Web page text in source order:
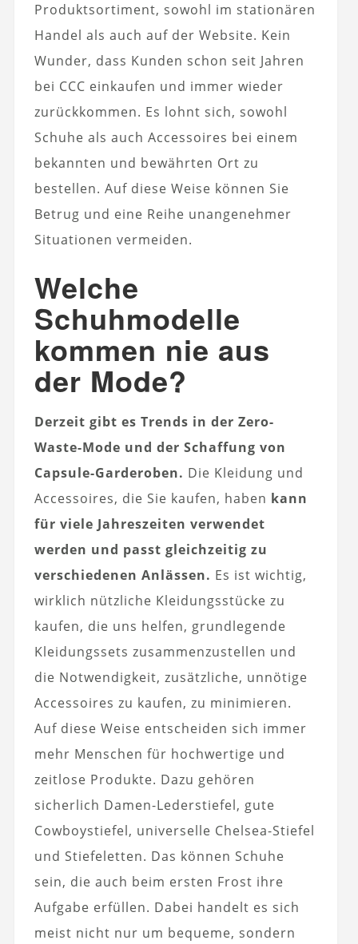
Produktsortiment, sowohl im stationären
Handel als auch auf der Website. Kein
Wunder, dass Kunden schon seit Jahren
bei CCC einkaufen und immer wieder
zurückkommen. Es lohnt sich, sowohl
Schuhe als auch Accessoires bei einem
bekannten und bewährten Ort zu
bestellen. Auf diese Weise können Sie
Betrug und eine Reihe unangenehmer
Situationen vermeiden.
Welche
Schuhmodelle
kommen nie aus
der Mode?
Derzeit gibt es Trends in der Zero-
Waste-Mode und der Schaffung von
Capsule-Garderoben. Die Kleidung und
Accessoires, die Sie kaufen, haben kann
für viele Jahreszeiten verwendet
werden und passt gleichzeitig zu
verschiedenen Anlässen. Es ist wichtig,
wirklich nützliche Kleidungsstücke zu
kaufen, die uns helfen, grundlegende
Kleidungssets zusammenzustellen und
die Notwendigkeit, zusätzliche, unnötige
Accessoires zu kaufen, zu minimieren.
Auf diese Weise entscheiden sich immer
mehr Menschen für hochwertige und
zeitlose Produkte. Dazu gehören
sicherlich Damen-Lederstiefel, gute
Cowboystiefel, universelle Chelsea-Stiefel
und Stiefeletten. Das können Schuhe
sein, die auch beim ersten Frost ihre
Aufgabe erfüllen. Dabei handelt es sich
meist nicht nur um bequeme, sondern